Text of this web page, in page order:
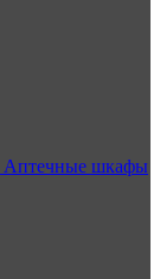
Аптечные шкафы